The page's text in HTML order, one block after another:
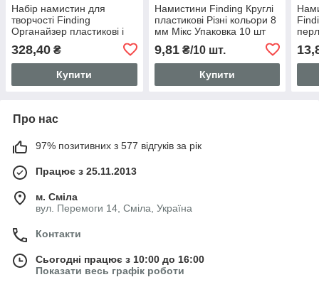
Набір намистин для
творчості Finding
Органайзер пластикові і
ронделі розділювачі Різні
кольори 360 шт
328,40 ₴
Купити
Намистини Finding Круглі
пластикові Різні кольори 8
мм Мікс Упаковка 10 шт
9,81₴/10 шт.
Купити
Про нас
97% позитивних з 577 відгуків за рік
Працює з 25.11.2013
м. Сміла
вул. Перемоги 14, Сміла, Україна
Контакти
Сьогодні працює з 10:00 до 16:00
Показати весь графік роботи